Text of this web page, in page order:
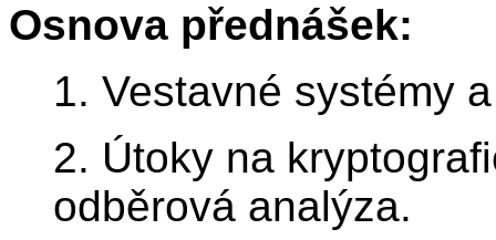
Osnova přednášek:
1. Vestavné systémy
2. Útoky na
odběrová analýza.